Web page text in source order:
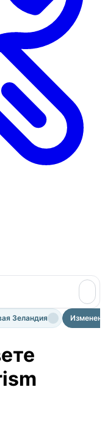
Зеландия